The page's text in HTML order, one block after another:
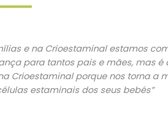
e na Crioestaminal estamos
para tantos pais e mães, mas
Crioestaminal porque nos torna a
estaminais dos seus bebés”